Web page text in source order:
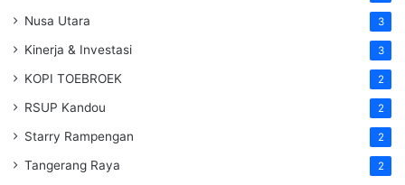
Nusa Utara 3
Kinerja & Investasi 3
KOPI TOEBROEK 2
RSUP Kandou 2
Starry Rampengan 2
Tangerang Raya 2